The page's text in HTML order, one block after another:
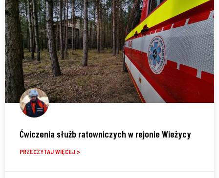
Ćwiczenia służb ratowniczych w rejonie Wieżycy
PRZECZYTAJ WIĘCEJ >